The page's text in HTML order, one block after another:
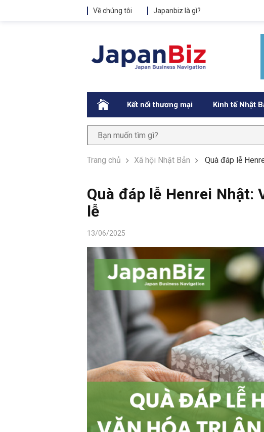
Về chúng tôi Japanbiz là gì?
. Kết nối thương mại Kinh tế Nhật
Trang chủ Xã hội Nhật Bản Quà đáp lễ
Quà đáp lễ Henrei
lễ
13/06/2025